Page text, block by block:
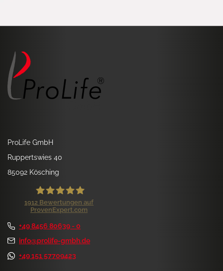
ProLife GmbH
Ruppertswies 40
85092 Kösching
1912 Bewertungen auf
ProvenExpert.com
+49 8456 80639 - 0
info@prolife-gmbh.de
+49 151 57709423